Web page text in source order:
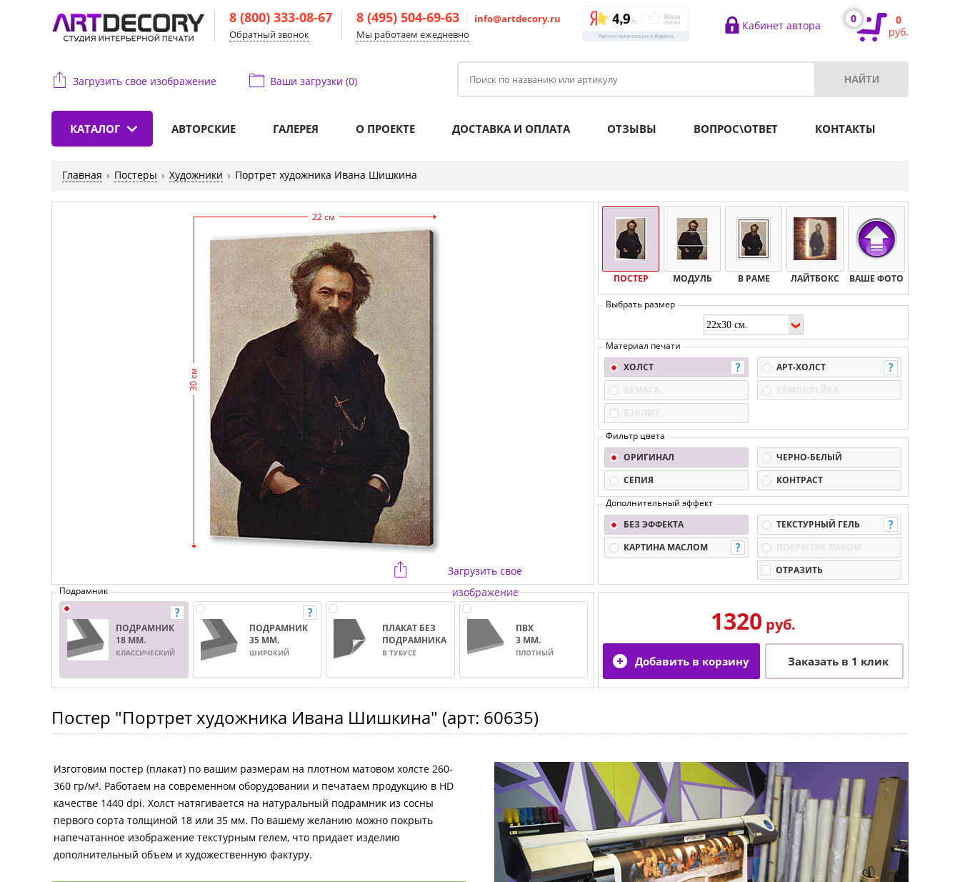
8 (800) 333-08-67
Обратный звонок
8 (495) 504-69-63
info@artdecory.ru
Мы работаем ежедневно
Кабинет автора
0
0
руб.
Загрузить свое изображение Ваши загрузки (0)
КАТАЛОГ АВТОРСКИЕ ГАЛЕРЕЯ О ПРОЕКТЕ ДОСТАВКА И ОПЛАТА ОТЗЫВЫ ВОПРОС\ОТВЕТ КОНТАКТЫ
Главная Постеры Художники Портрет художника Ивана Шишкина
22 см
30 см
Загрузить свое
изображение
Подрамник
ПОДРАМНИК
18 ММ.
КЛАССИЧЕСКИЙ
ПОДРАМНИК
35 ММ.
ШИРОКИЙ
ПЛАКАТ БЕЗ
ПОДРАМНИКА
В ТУБУСЕ
ПВХ
3 ММ.
ПЛОТНЫЙ
ПОСТЕР МОДУЛЬ В РАМЕ ЛАЙТБОКС ВАШЕ ФОТО
Выбрать размер
Материал печати
ХОЛСТ
АРТ-ХОЛСТ
Фильтр цвета
ОРИГИНАЛ
ЧЕРНО-БЕЛЫЙ
СЕПИЯ
КОНТРАСТ
Дополнительный эффект
БЕЗ ЭФФЕКТА
ТЕКСТУРНЫЙ ГЕЛЬ
КАРТИНА МАСЛОМ
ОТРАЗИТЬ
1320 руб.
Постер "Портрет художника Ивана Шишкина" (арт: 60635)
Изготовим постер (плакат) по вашим размерам на плотном матовом холсте 260-
360 гр/м³. Работаем на современном оборудовании и печатаем продукцию в HD
качестве 1440 dpi. Холст натягивается на натуральный подрамник из сосны
первого сорта толщиной 18 или 35 мм. По вашему желанию можно покрыть
напечатанное изображение текстурным гелем, что придает изделию
дополнительный объем и художественную фактуру.